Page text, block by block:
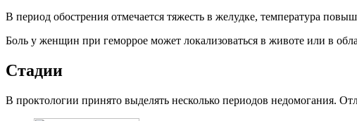
В период обострения отмечается тяжесть в желудке, температура
Боль у женщин при геморрое может локализоваться в животе или в
Стадии
В проктологии принято выделять несколько периодов недомогания.